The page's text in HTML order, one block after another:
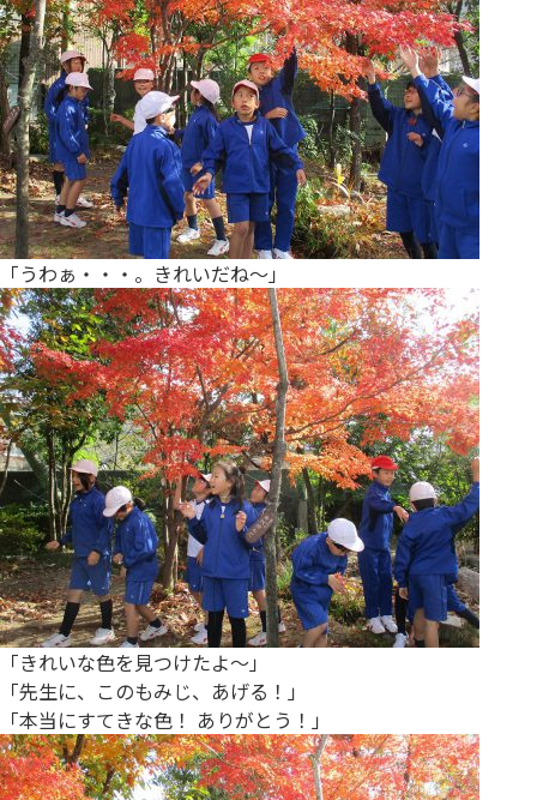
「うわぁ・・・。きれいだね～」
「きれいな色を見つけたよ～」
「先生に、このもみじ、あげる！」
「本当にすてきな色！ ありがとう！」